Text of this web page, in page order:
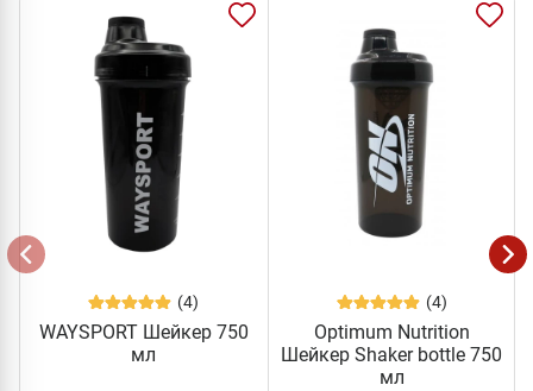
(4)
WAYSPORT Шейкер 750
мл
(4)
Optimum Nutrition
Шейкер Shaker bottle 750
мл